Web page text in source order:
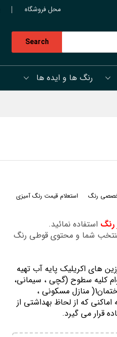
محل فروشگاه
Search
رنگ ها و ایده ها
استعلام قیمت رنگ آمیزی رنگ
رنگ استفاده نمائید.
شما و محتوی قوطی رنگ
هاي اكريليك پايه آب تهيه
کلیه سطوح (گچی ، سیمانی،
آجری، آردواز و چوبی ) داخل و خارج ساختمان1( منازل مسكوني ،
كه از لحاظ بهداشتي از
قرار می گیرد.